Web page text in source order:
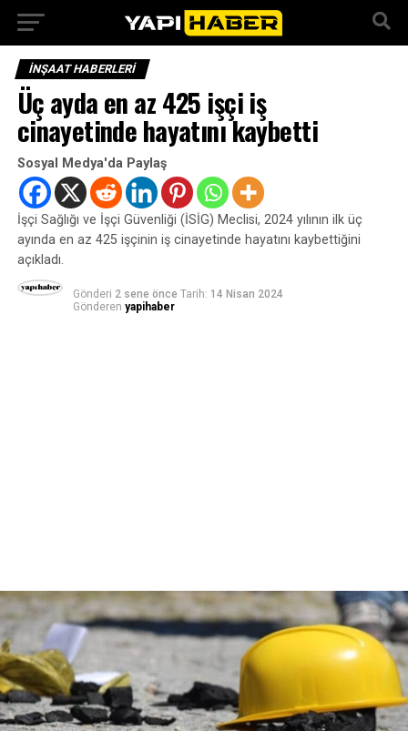
İNŞAAT HABERLERI
Üç ayda en az 425 işçi iş
cinayetinde hayatını kaybetti
Sosyal Medya'da Paylaş
İşçi Sağlığı ve İşçi Güvenliği (İSİG) Meclisi, 2024 yılının ilk üç
ayında en az 425 işçinin iş cinayetinde hayatını kaybettiğini
açıkladı.
Gönderi 2 sene önce Tarih: 14 Nisan 2024
Gönderen yapihaber